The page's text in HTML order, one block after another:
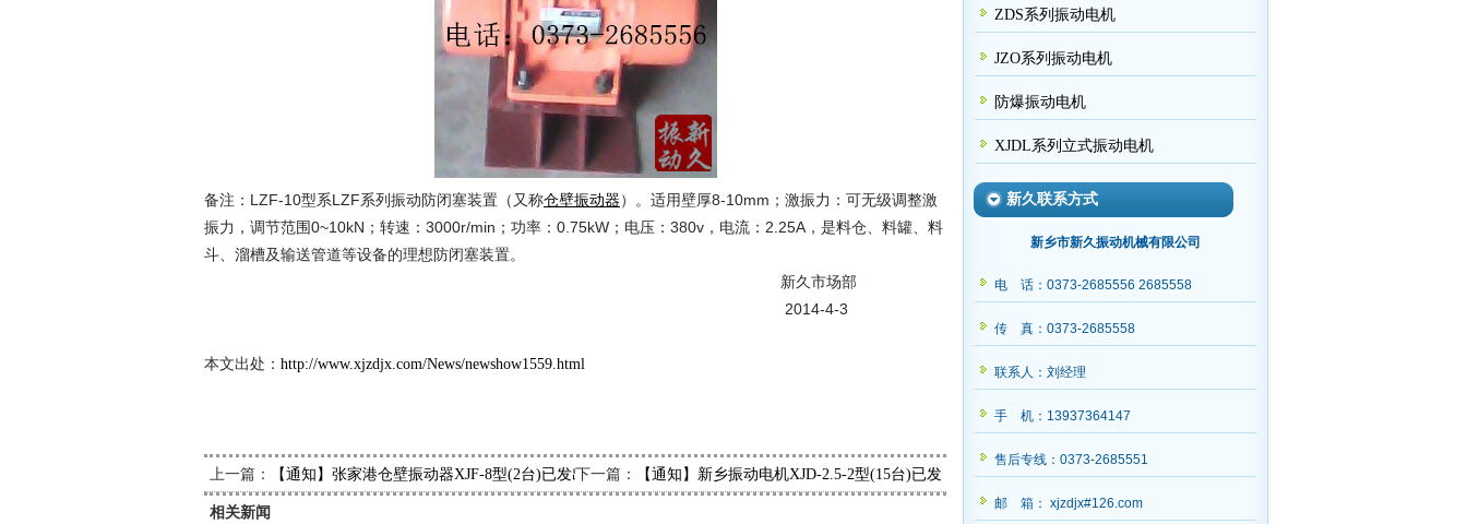
备注：LZF-10型系LZF系列振动防闭塞装置（又称仓壁振动器 ）。适用壁厚8-10mm；激振力：可无级调整激
振力，调节范围0~10kN；转速：3000r/min；功率：0.75kW；电压：380v，电流：2.25A，是料仓、料罐、料
斗、溜槽及输送管道等设备的理想防闭塞装置。
新久市场部
2014-4-3
本文出处： http://www.xjzdjx.com/News/newshow1559.html
上一篇： 【通知】张家港仓壁振动器XJF-8型(2台)已发出，请孙经理查收
下一篇： 【通知】新乡振动电机XJD-2.5-2型(15台)已发出，请赵经理查收
相关新闻
ZDS系列振动电机
JZO系列振动电机
防爆振动电机
XJDL系列立式振动电机
新久联系方式
新乡市新久振动机械有限公司
电 话：0373-2685556 2685558
传 真：0373-2685558
联系人：刘经理
手 机：13937364147
售后专线：0373-2685551
邮 箱： xjzdjx#126.com